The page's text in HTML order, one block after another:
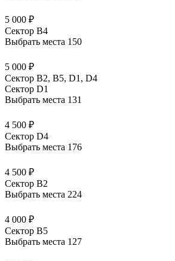
5 000 ₽
Сектор B4
Выбрать места 150
5 000 ₽
Сектор B2, B5, D1, D4
Сектор D1
Выбрать места 131
4 500 ₽
Сектор D4
Выбрать места 176
4 500 ₽
Сектор B2
Выбрать места 224
4 000 ₽
Сектор B5
Выбрать места 127